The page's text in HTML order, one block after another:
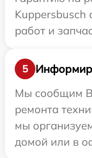
Kuppersbusch
работ и
5
Мы сообщим
ремонта
мы
домой или в